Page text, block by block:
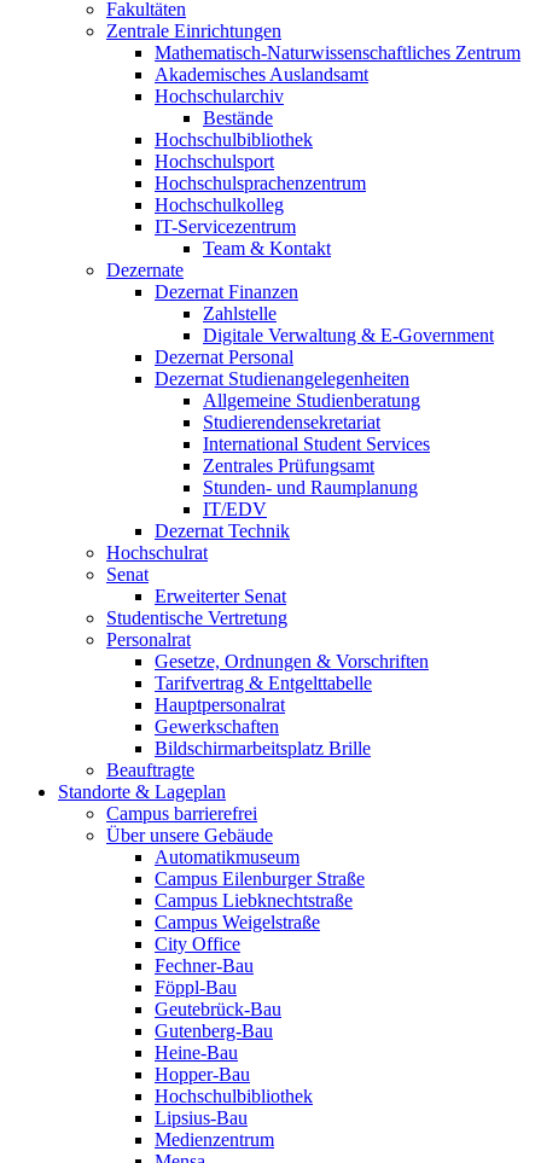
Fakultäten
Zentrale Einrichtungen
Mathematisch-Naturwissenschaftliches Zentrum
Akademisches Auslandsamt
Hochschularchiv
Bestände
Hochschulbibliothek
Hochschulsport
Hochschulsprachenzentrum
Hochschulkolleg
IT-Servicezentrum
Team & Kontakt
Dezernate
Dezernat Finanzen
Zahlstelle
Digitale Verwaltung & E-Government
Dezernat Personal
Dezernat Studienangelegenheiten
Allgemeine Studienberatung
Studierendensekretariat
International Student Services
Zentrales Prüfungsamt
Stunden- und Raumplanung
IT/EDV
Dezernat Technik
Hochschulrat
Senat
Erweiterter Senat
Studentische Vertretung
Personalrat
Gesetze, Ordnungen & Vorschriften
Tarifvertrag & Entgelttabelle
Hauptpersonalrat
Gewerkschaften
Bildschirmarbeitsplatz Brille
Beauftragte
Standorte & Lageplan
Campus barrierefrei
Über unsere Gebäude
Automatikmuseum
Campus Eilenburger Straße
Campus Liebknechtstraße
Campus Weigelstraße
City Office
Fechner-Bau
Föppl-Bau
Geutebrück-Bau
Gutenberg-Bau
Heine-Bau
Hopper-Bau
Hochschulbibliothek
Lipsius-Bau
Medienzentrum